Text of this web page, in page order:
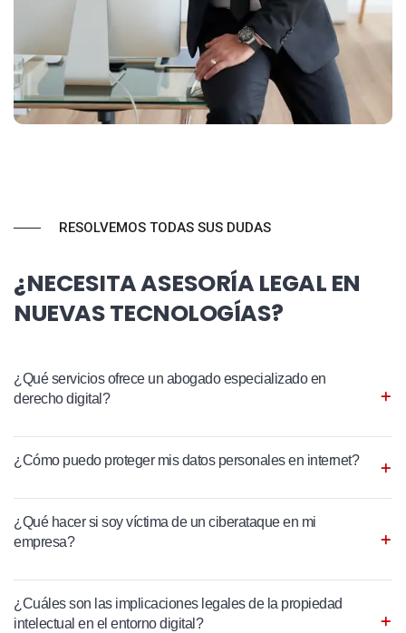
RESOLVEMOS TODAS SUS DUDAS
¿NECESITA ASESORÍA LEGAL EN
NUEVAS TECNOLOGÍAS?
¿Qué servicios ofrece un abogado especializado en
derecho digital?
¿Cómo puedo proteger mis datos personales en internet?
¿Qué hacer si soy víctima de un ciberataque en mi
empresa?
¿Cuáles son las implicaciones legales de la propiedad
intelectual en el entorno digital?